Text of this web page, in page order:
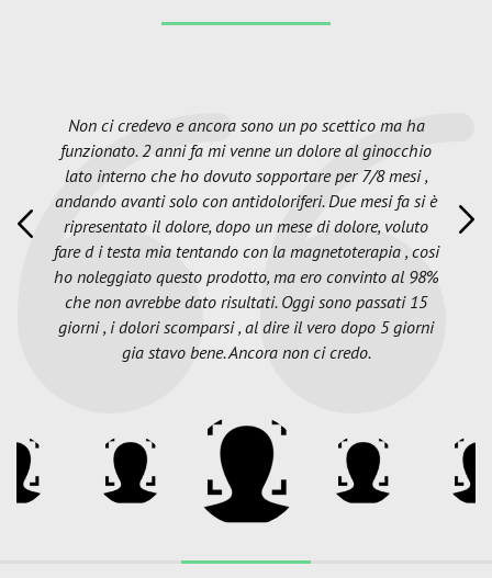
Non ci credevo e ancora sono un po scettico ma ha
funzionato. 2 anni fa mi venne un dolore al ginocchio
lato interno che ho dovuto sopportare per 7/8 mesi ,
andando avanti solo con antidoloriferi. Due mesi fa si è
ripresentato il dolore, dopo un mese di dolore, voluto
fare d i testa mia tentando con la magnetoterapia , cosi
ho noleggiato questo prodotto, ma ero convinto al 98%
che non avrebbe dato risultati. Oggi sono passati 15
giorni , i dolori scomparsi , al dire il vero dopo 5 giorni
gia stavo bene. Ancora non ci credo.